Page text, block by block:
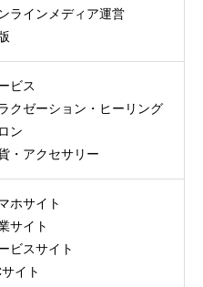
ラインメディア運営
ビス
クゼーション・ヒーリング
ン
・アクセサリー
ホサイト
サイト
ビスサイト
イト